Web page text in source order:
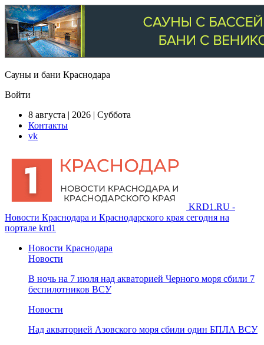
Сауны и бани Краснодара
Войти
8 августа | 2026 | Суббота
Контакты
vk
KRD1.RU -
Новости Краснодара и Краснодарского края сегодня на
портале krd1
Новости Краснодара
Новости
В ночь на 7 июля над акваторией Черного моря сбили 7
беспилотников ВСУ
Новости
Над акваторией Азовского моря сбили один БПЛА ВСУ